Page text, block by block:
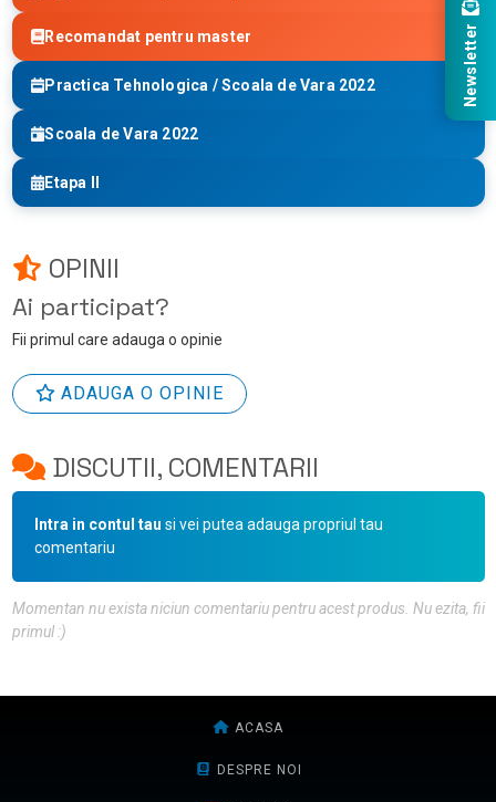
Recomandat pentru master
Practica Tehnologica / Scoala de Vara 2022
Scoala de Vara 2022
Etapa II
OPINII
Ai participat?
Fii primul care adauga o opinie
ADAUGA O OPINIE
DISCUTII, COMENTARII
Intra in contul tau si vei putea adauga propriul tau
comentariu
Momentan nu exista niciun comentariu pentru acest produs. Nu ezita, fii
primul :)
ACASA
DESPRE NOI
Newsletter